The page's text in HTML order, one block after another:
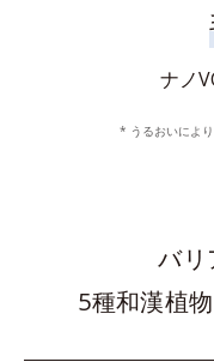
ナノ
* うるおいにより
バリ
5種和漢植